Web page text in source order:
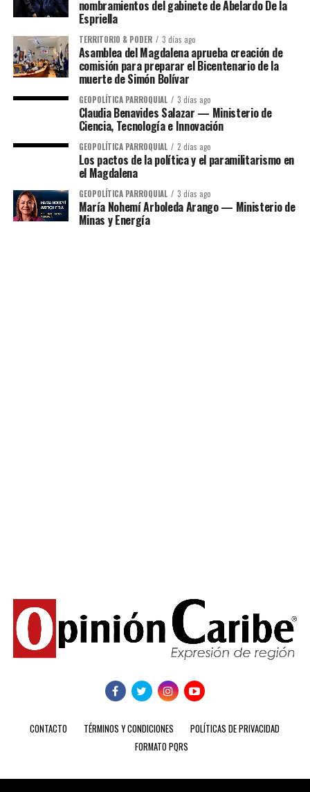
nombramientos del gabinete de Abelardo De la
Espriella
TERRITORIO & PODER 3 días ago
Asamblea del Magdalena aprueba creación de
comisión para preparar el Bicentenario de la
muerte de Simón Bolívar
GEOPOLÍTICA PARROQUIAL 3 días ago
Claudia Benavides Salazar — Ministerio de
Ciencia, Tecnología e Innovación
GEOPOLÍTICA PARROQUIAL 2 días ago
Los pactos de la política y el paramilitarismo en
el Magdalena
GEOPOLÍTICA PARROQUIAL 3 días ago
María Nohemí Arboleda Arango — Ministerio de
Minas y Energía
CONTACTO TÉRMINOS Y CONDICIONES
POLÍTICAS DE PRIVACIDAD
FORMATO PQRS